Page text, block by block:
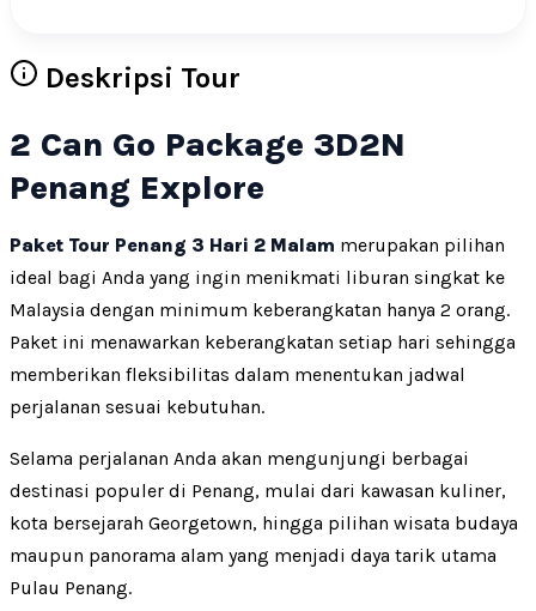
Deskripsi Tour
2 Can Go Package 3D2N
Penang Explore
Paket Tour Penang 3 Hari 2 Malam merupakan pilihan
ideal bagi Anda yang ingin menikmati liburan singkat ke
Malaysia dengan minimum keberangkatan hanya 2 orang.
Paket ini menawarkan keberangkatan setiap hari sehingga
memberikan fleksibilitas dalam menentukan jadwal
perjalanan sesuai kebutuhan.
Selama perjalanan Anda akan mengunjungi berbagai
destinasi populer di Penang, mulai dari kawasan kuliner,
kota bersejarah Georgetown, hingga pilihan wisata budaya
maupun panorama alam yang menjadi daya tarik utama
Pulau Penang.